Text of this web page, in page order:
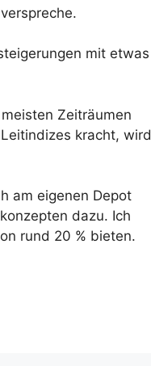
mit etwas
Zeiträumen
kracht, wird
am eigenen Depot
dazu. Ich
rund 20 % bieten.